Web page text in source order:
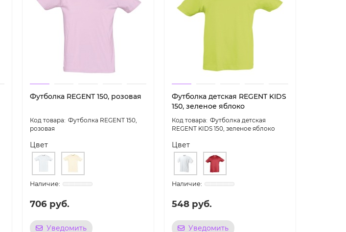
Футболка REGENT 150, розовая
Футболка REGENT 150,
розовая
Цвет
706 руб.
Уведомить
Футболка детская REGENT KIDS
150, зеленое яблоко
Футболка детская
REGENT KIDS 150, зеленое яблоко
Цвет
548 руб.
Уведомить